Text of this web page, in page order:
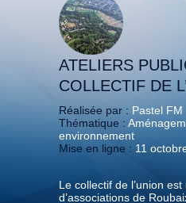
ATELIERS
COLLECTIF DE
Réalisée par : Pastel FM
Thématique :
environnement
Mise en ligne : 11
Le collectif de l’union
d’associations de